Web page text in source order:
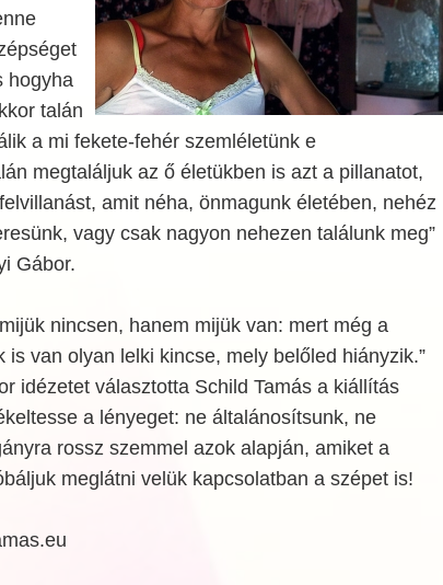
hogyha
talán
a mi fekete-fehér szemléletünk e
megtaláljuk az ő életükben is azt a pillanatot,
amit néha, önmagunk életében, nehéz
vagy csak nagyon nehezen találunk meg”
Gábor.
nincsen, hanem mijük van: mert még a
is van olyan lelki kincse, mely belőled hiányzik.”
idézetet választotta Schild Tamás a kiállítás
a lényeget: ne általánosítsunk, ne
rossz szemmel azok alapján, amiket a
meglátni velük kapcsolatban a szépet is!